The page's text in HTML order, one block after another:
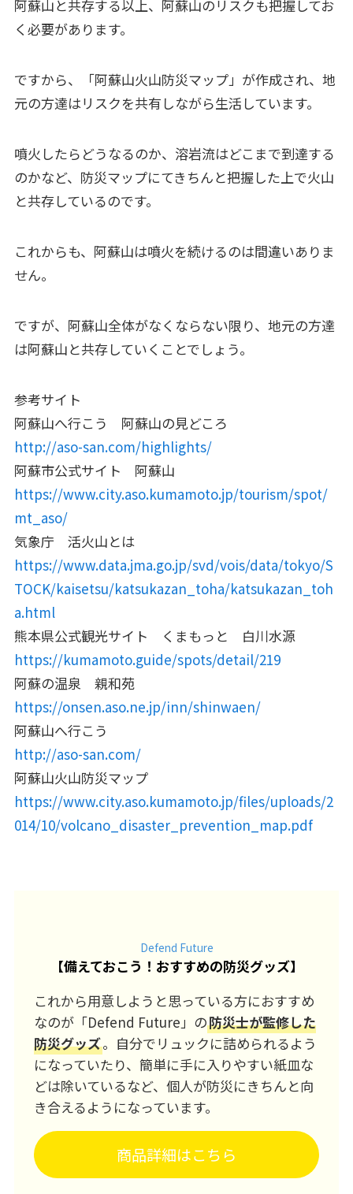
阿蘇山と共存する以上、阿蘇山のリスクも把握してお
く必要があります。
ですから、「阿蘇山火山防災マップ」が作成され、地
元の方達はリスクを共有しながら生活しています。
噴火したらどうなるのか、溶岩流はどこまで到達する
のかなど、防災マップにてきちんと把握した上で火山
と共存しているのです。
これからも、阿蘇山は噴火を続けるのは間違いありま
せん。
ですが、阿蘇山全体がなくならない限り、地元の方達
は阿蘇山と共存していくことでしょう。
参考サイト
阿蘇山へ行こう 阿蘇山の見どころ
http://aso-san.com/highlights/
阿蘇市公式サイト 阿蘇山
https://www.city.aso.kumamoto.jp/tourism/spot/
mt_aso/
気象庁 活火山とは
https://www.data.jma.go.jp/svd/vois/data/tokyo/S
TOCK/kaisetsu/katsukazan_toha/katsukazan_toh
a.html
熊本県公式観光サイト くまもっと 白川水源
https://kumamoto.guide/spots/detail/219
阿蘇の温泉 親和苑
https://onsen.aso.ne.jp/inn/shinwaen/
阿蘇山へ行こう
http://aso-san.com/
阿蘇山火山防災マップ
https://www.city.aso.kumamoto.jp/files/uploads/2
014/10/volcano_disaster_prevention_map.pdf
Defend Future
【備えておこう！おすすめの防災グッズ】
これから用意しようと思っている方におすすめ
なのが「Defend Future」の防災士が監修した
防災グッズ。自分でリュックに詰められるよう
になっていたり、簡単に手に入りやすい紙皿な
どは除いているなど、個人が防災にきちんと向
き合えるようになっています。
商品詳細はこちら